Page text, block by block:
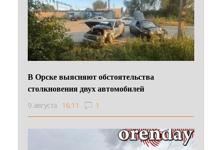
В Орске выясняют обстоятельства
столкновения двух автомобилей
9 августа 16:11 1